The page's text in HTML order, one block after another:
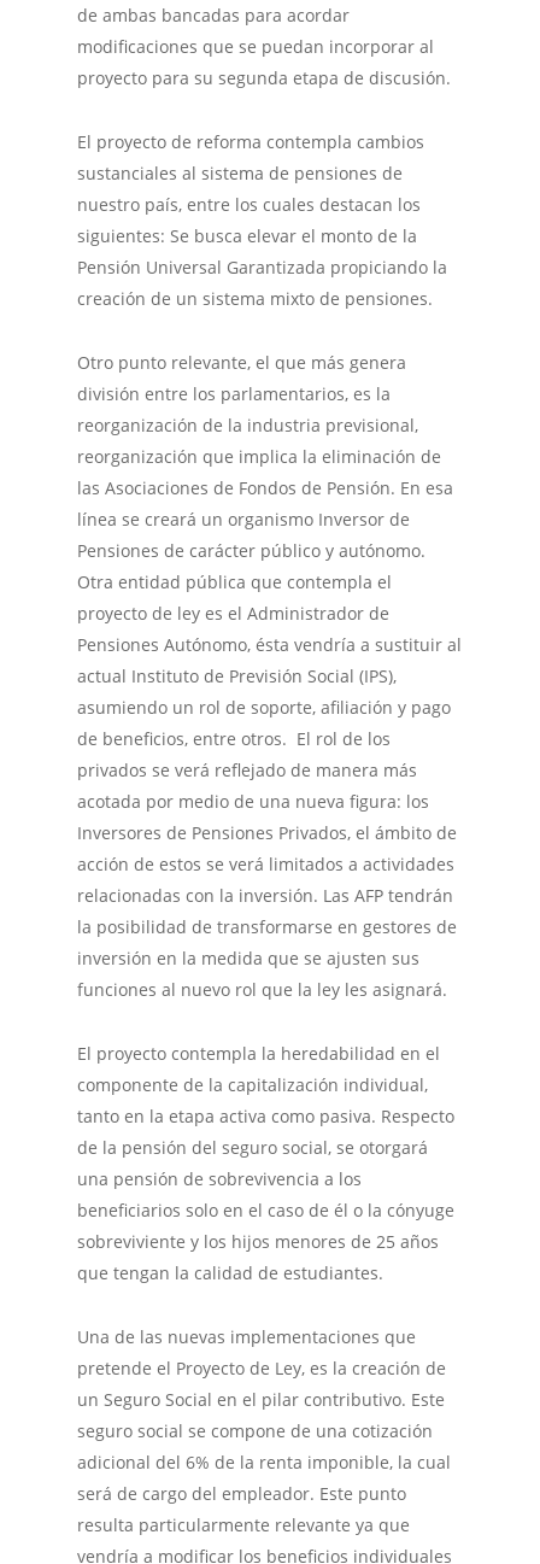
de ambas bancadas para acordar
modificaciones que se puedan incorporar al
proyecto para su segunda etapa de discusión.
El proyecto de reforma contempla cambios
sustanciales al sistema de pensiones de
nuestro país, entre los cuales destacan los
siguientes: Se busca elevar el monto de la
Pensión Universal Garantizada propiciando la
creación de un sistema mixto de pensiones.
Otro punto relevante, el que más genera
división entre los parlamentarios, es la
reorganización de la industria previsional,
reorganización que implica la eliminación de
las Asociaciones de Fondos de Pensión. En esa
línea se creará un organismo Inversor de
Pensiones de carácter público y autónomo.
Otra entidad pública que contempla el
proyecto de ley es el Administrador de
Pensiones Autónomo, ésta vendría a sustituir al
actual Instituto de Previsión Social (IPS),
asumiendo un rol de soporte, afiliación y pago
de beneficios, entre otros. El rol de los
privados se verá reflejado de manera más
acotada por medio de una nueva figura: los
Inversores de Pensiones Privados, el ámbito de
acción de estos se verá limitados a actividades
relacionadas con la inversión. Las AFP tendrán
la posibilidad de transformarse en gestores de
inversión en la medida que se ajusten sus
funciones al nuevo rol que la ley les asignará.
El proyecto contempla la heredabilidad en el
componente de la capitalización individual,
tanto en la etapa activa como pasiva. Respecto
de la pensión del seguro social, se otorgará
una pensión de sobrevivencia a los
beneficiarios solo en el caso de él o la cónyuge
sobreviviente y los hijos menores de 25 años
que tengan la calidad de estudiantes.
Una de las nuevas implementaciones que
pretende el Proyecto de Ley, es la creación de
un Seguro Social en el pilar contributivo. Este
seguro social se compone de una cotización
adicional del 6% de la renta imponible, la cual
será de cargo del empleador. Este punto
resulta particularmente relevante ya que
vendría a modificar los beneficios individuales